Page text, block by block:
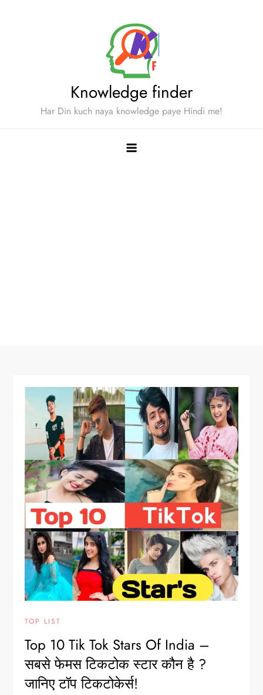
Knowledge finder
Har Din kuch naya knowledge paye Hindi me!
TOP LIST
Top 10 Tik Tok Stars Of India –
सबसे फेमस टिकटोक स्टार कौन है ?
जानिए टॉप टिकटोकेर्स!